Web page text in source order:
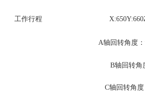
工作行程
A轴回转角度：
B轴回转角
C轴回转角度